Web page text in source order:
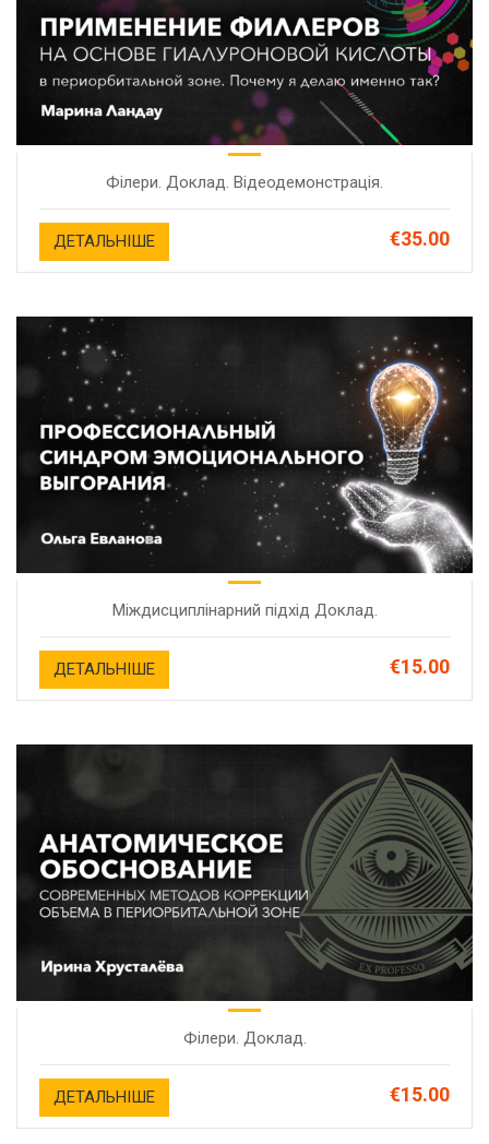
Філери. Доклад. Відеодемонстрація.
ДЕТАЛЬНІШЕ €35.00
Міждисциплінарний підхід Доклад.
ДЕТАЛЬНІШЕ €15.00
Філери. Доклад.
ДЕТАЛЬНІШЕ €15.00